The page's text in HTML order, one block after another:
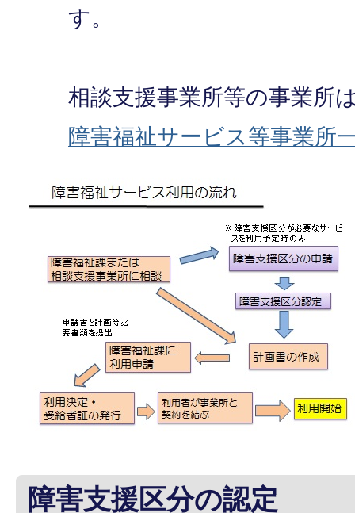
す。
相談支援事業所等の事業所
障害福祉サービス等事業所
障害支援区分の認定